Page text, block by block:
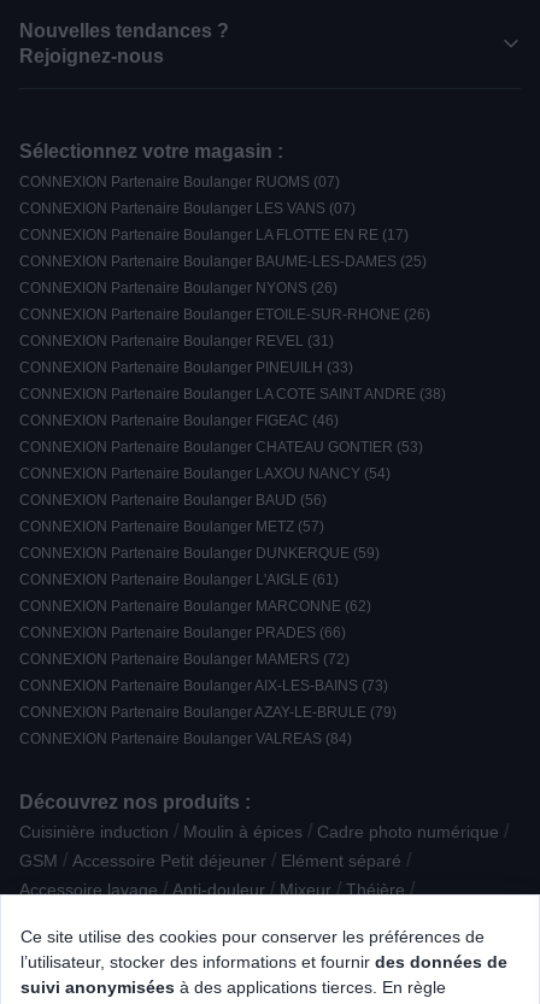
Ce site utilise des cookies pour conserver les préférences de
l’utilisateur, stocker des informations et fournir des données de
suivi anonymisées à des applications tierces. En règle
Nouvelles tendances ?
Rejoignez-nous
Sélectionnez votre magasin :
CONNEXION Partenaire Boulanger RUOMS (07)
CONNEXION Partenaire Boulanger LES VANS (07)
CONNEXION Partenaire Boulanger LA FLOTTE EN RE (17)
CONNEXION Partenaire Boulanger BAUME-LES-DAMES (25)
CONNEXION Partenaire Boulanger NYONS (26)
CONNEXION Partenaire Boulanger ETOILE-SUR-RHONE (26)
CONNEXION Partenaire Boulanger REVEL (31)
CONNEXION Partenaire Boulanger PINEUILH (33)
CONNEXION Partenaire Boulanger LA COTE SAINT ANDRE (38)
CONNEXION Partenaire Boulanger FIGEAC (46)
CONNEXION Partenaire Boulanger CHATEAU GONTIER (53)
CONNEXION Partenaire Boulanger LAXOU NANCY (54)
CONNEXION Partenaire Boulanger BAUD (56)
CONNEXION Partenaire Boulanger METZ (57)
CONNEXION Partenaire Boulanger DUNKERQUE (59)
CONNEXION Partenaire Boulanger L'AIGLE (61)
CONNEXION Partenaire Boulanger MARCONNE (62)
CONNEXION Partenaire Boulanger PRADES (66)
CONNEXION Partenaire Boulanger MAMERS (72)
CONNEXION Partenaire Boulanger AIX-LES-BAINS (73)
CONNEXION Partenaire Boulanger AZAY-LE-BRULE (79)
CONNEXION Partenaire Boulanger VALREAS (84)
Découvrez nos produits :
Cuisinière induction / Moulin à épices / Cadre photo numérique /
GSM / Accessoire Petit déjeuner / Elément séparé /
Accessoire lavage / Anti-douleur / Mixeur / Théière /
Moulin à café / Playstation / Casque sans fil intra-auriculaire /
Son reconditionné